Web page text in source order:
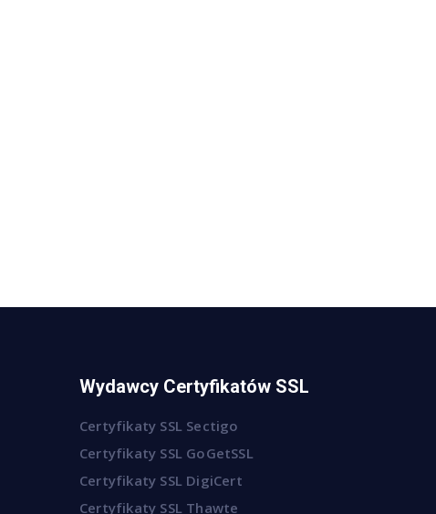
Wydawcy Certyfikatów SSL
Certyfikaty SSL Sectigo
Certyfikaty SSL GoGetSSL
Certyfikaty SSL DigiCert
Certyfikaty SSL Thawte